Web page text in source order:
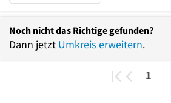
Noch nicht das Richtige gefunden?
Dann jetzt Umkreis erweitern.
1